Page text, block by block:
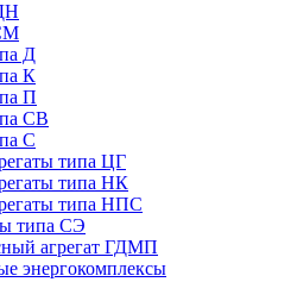
Д
К
П
СВ
С
типа ЦГ
типа НК
типа НПС
типа СЭ
агрегат ГДМП
энергокомплексы